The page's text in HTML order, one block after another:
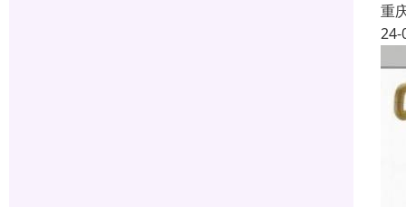
重
24-